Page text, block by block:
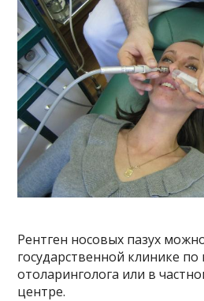
Рентген носовых пазух
государственной клинике
отоларинголога или в
центре.